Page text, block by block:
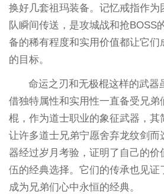
换好几套祖玛装备。记忆戒指作为
队瞬间传送，是攻城战和抢BOSS
备的稀有程度和实用价值都让它们
的目标。
命运之刃和无极棍这样的武器
借独特属性和实用性一直备受兄弟
棍，作为道士职业的象征武器，其
让许多道士兄弟宁愿舍弃龙纹剑而
器经过岁月考验，证明了自己的价
伍的经典选择。它们的传承也见证
成为兄弟们心中永恒的经典。